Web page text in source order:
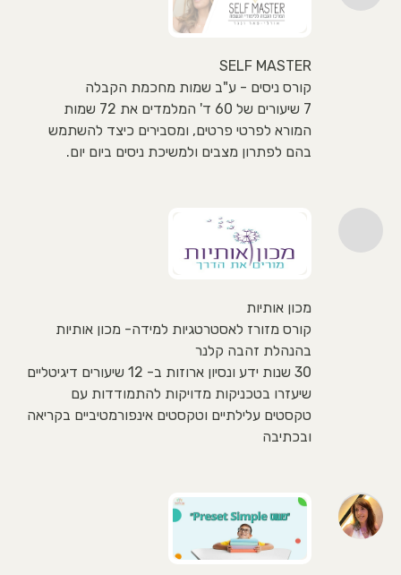
SELF MASTER
קורס ניסים - ע"ב שמות מחכמת הקבלה
7 שיעורים של 60 ד' המלמדים את 72 שמות
המורא לפרטי פרטים, ומסבירים כיצד להשתמש
בהם לפתרון מצבים ולמשיכת ניסים ביום יום.
מכון אותיות
קורס מזורז לאסטרטגיות למידה- מכון אותיות
בהנהלת זהבה קלנר
30 שנות ידע ונסיון ארוזות ב- 12 שיעורים דיגיטליים
שיעזרו בטכניקות מדויקות להתמודדות עם
טקסטים עלילתיים וטקסטים אינפורמטיביים בקריאה
ובכתיבה